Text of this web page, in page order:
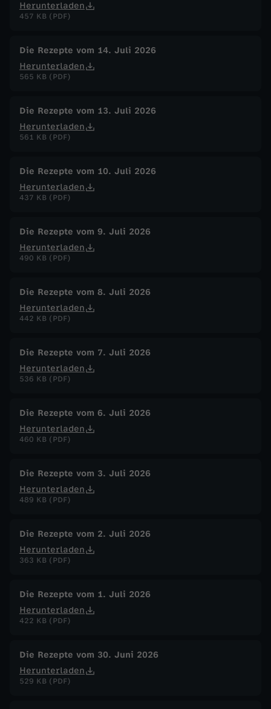
Herunterladen
457 KB (PDF)
Die Rezepte vom 14. Juli 2026
Herunterladen
565 KB (PDF)
Die Rezepte vom 13. Juli 2026
Herunterladen
561 KB (PDF)
Die Rezepte vom 10. Juli 2026
Herunterladen
437 KB (PDF)
Die Rezepte vom 9. Juli 2026
Herunterladen
490 KB (PDF)
Die Rezepte vom 8. Juli 2026
Herunterladen
442 KB (PDF)
Die Rezepte vom 7. Juli 2026
Herunterladen
536 KB (PDF)
Die Rezepte vom 6. Juli 2026
Herunterladen
460 KB (PDF)
Die Rezepte vom 3. Juli 2026
Herunterladen
489 KB (PDF)
Die Rezepte vom 2. Juli 2026
Herunterladen
363 KB (PDF)
Die Rezepte vom 1. Juli 2026
Herunterladen
422 KB (PDF)
Die Rezepte vom 30. Juni 2026
Herunterladen
529 KB (PDF)